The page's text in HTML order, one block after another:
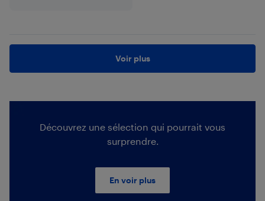
Voir plus
Découvrez une sélection qui pourrait vous
surprendre.
En voir plus